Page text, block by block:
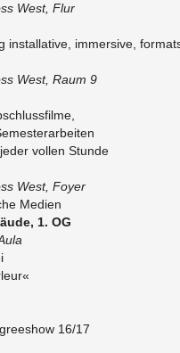
West, Flur
installative, immersive,
West, Raum 9
vollen Stunde
West, Foyer
Medien
1. OG
16/17